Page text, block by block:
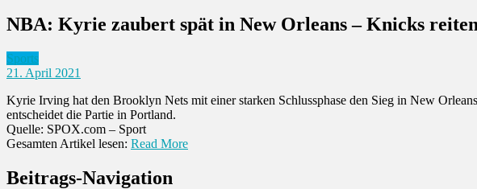
NBA: Kyrie zaubert spät in New Orleans – Knicks
Sports
21. April 2021
Kyrie Irving hat den Brooklyn Nets mit einer starken Schlussphase den Sieg in New
entscheidet die Partie in Portland.
Quelle: SPOX.com – Sport
Gesamten Artikel lesen: Read More
Beitrags-Navigation